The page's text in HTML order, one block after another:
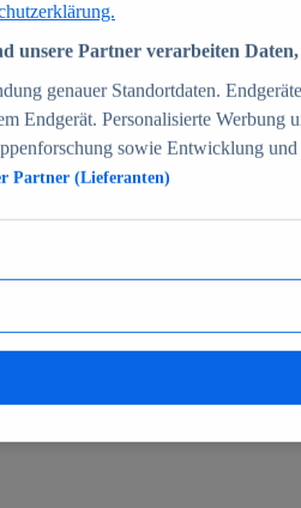
70+
-prognosen
unsere Partner verarbeiten
genauer Standortdaten.
Endgerät. Personalisierte Werbung
sowie Entwicklung
Partner (Lieferanten)